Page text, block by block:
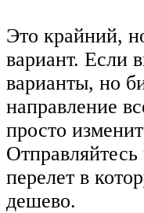
Это крайний,
вариант. Если
варианты, но
направление
просто
Отправляйтесь
перелет в
дешево.